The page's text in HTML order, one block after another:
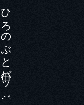
ひろのぶと缶バッジ（小）